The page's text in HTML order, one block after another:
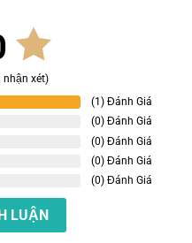
nhận xét)
(1) Đánh Giá
(0) Đánh Giá
(0) Đánh Giá
(0) Đánh Giá
(0) Đánh Giá
LUẬN